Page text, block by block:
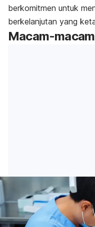
berkomitmen untuk
berkelanjutan yang
Macam-